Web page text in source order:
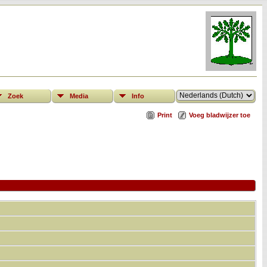
Zoek Media Info
Print Voeg bladwijzer toe